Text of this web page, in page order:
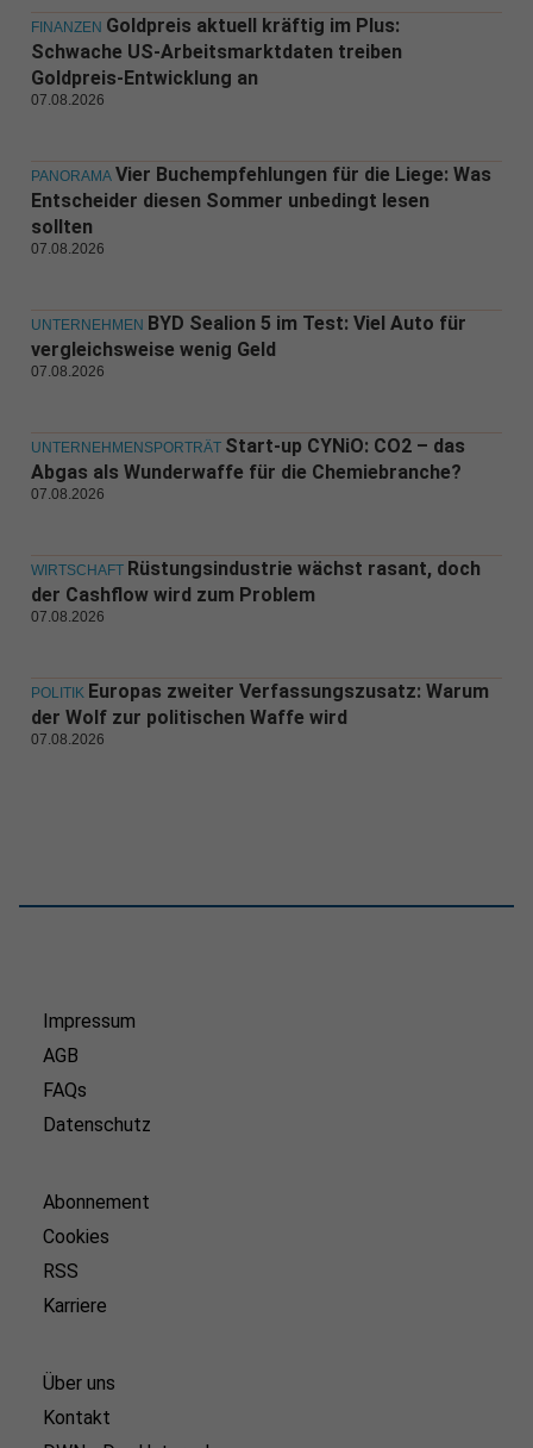
FINANZEN Goldpreis aktuell kräftig im Plus:
Schwache US-Arbeitsmarktdaten treiben
Goldpreis-Entwicklung an
07.08.2026
PANORAMA Vier Buchempfehlungen für die Liege: Was
Entscheider diesen Sommer unbedingt lesen
sollten
07.08.2026
UNTERNEHMEN BYD Sealion 5 im Test: Viel Auto für
vergleichsweise wenig Geld
07.08.2026
UNTERNEHMENSPORTRÄT Start-up CYNiO: CO2 – das
Abgas als Wunderwaffe für die Chemiebranche?
07.08.2026
WIRTSCHAFT Rüstungsindustrie wächst rasant, doch
der Cashflow wird zum Problem
07.08.2026
POLITIK Europas zweiter Verfassungszusatz: Warum
der Wolf zur politischen Waffe wird
07.08.2026
Impressum
AGB
FAQs
Datenschutz
Abonnement
Cookies
RSS
Karriere
Über uns
Kontakt